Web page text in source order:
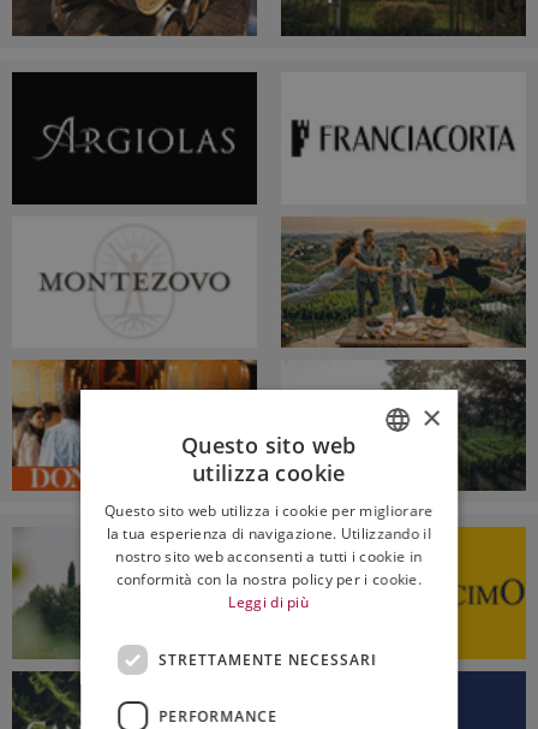
ENGLISH
×
Questo sito web
utilizza cookie
Questo sito web utilizza i cookie per migliorare
la tua esperienza di navigazione. Utilizzando il
nostro sito web acconsenti a tutti i cookie in
conformità con la nostra policy per i cookie.
Leggi di più
STRETTAMENTE NECESSARI
PERFORMANCE